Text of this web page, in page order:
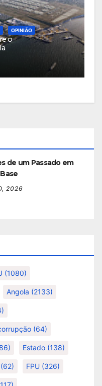
OPINIÃO
o
de um Passado em
2026
(1080)
Angola (2133)
(64)
Estado (138)
(62) FPU (326)